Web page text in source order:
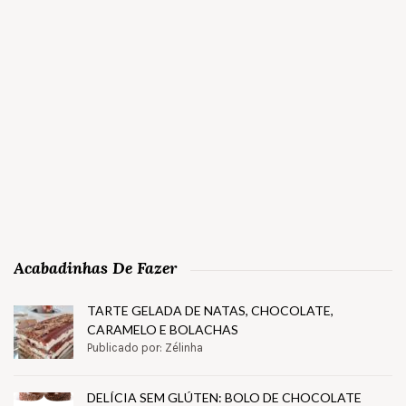
Acabadinhas De Fazer
TARTE GELADA DE NATAS, CHOCOLATE,
CARAMELO E BOLACHAS
Publicado por: Zélinha
DELÍCIA SEM GLÚTEN: BOLO DE CHOCOLATE